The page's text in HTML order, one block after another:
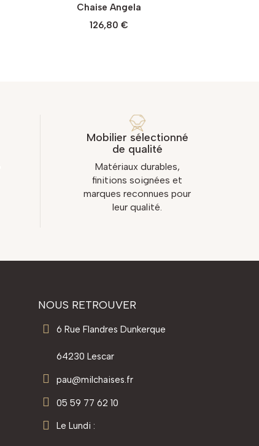
Table REDOX
1 347,00 €
Mobilier sélectionné
de qualité
Matériaux durables,
finitions soignées et
marques reconnues pour
leur qualité.
NOUS RETROUVER
6 Rue Flandres Dunkerque
64230 Lescar
pau@milchaises.fr
05 59 77 62 10
Le Lundi :